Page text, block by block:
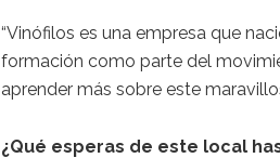
“Vinófilos es una empresa que
formación como parte del
aprender más sobre este
¿Qué esperas de este local